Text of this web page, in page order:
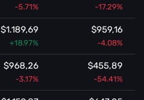
-5.71% -17.29%
$1.189,69
+18.97%
$959,16
-4.08%
$968,26
-3.17%
$455,89
-54.41%